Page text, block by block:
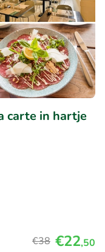
carte in hartje
€38 €22,50